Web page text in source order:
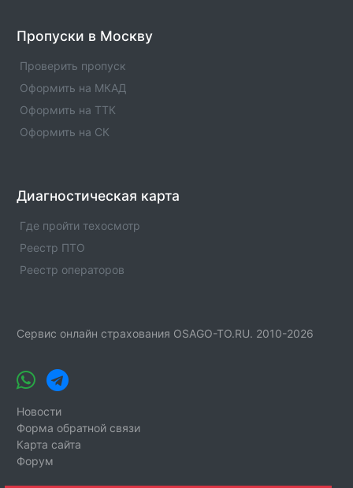
Список единых агентов в населенном пункте -
услуги , отзывы
Пропуски в Москву
Проверить пропуск
Оформить на МКАД
Оформить на ТТК
Оформить на СК
Диагностическая карта
Где пройти техосмотр
Реестр ПТО
Реестр операторов
Сервис онлайн страхования OSAGO-TO.RU. 2010-2026
Новости
Форма обратной связи
Карта сайта
Форум